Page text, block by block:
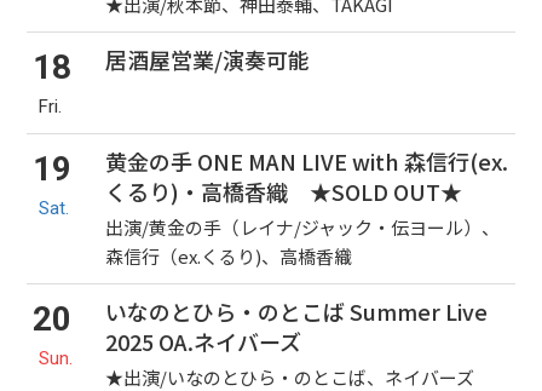
18
Fri.
居酒屋営業/演奏可能
19
Sat.
黄金の手 ONE MAN LIVE with 森信行(ex.
くるり)・高橋香織 ★SOLD OUT★
出演/黄金の手（レイナ/ジャック・伝ヨール）、
森信行（ex.くるり)、高橋香織
20
Sun.
いなのとひら・のとこば Summer Live
2025 OA.ネイバーズ
★出演/いなのとひら・のとこば、ネイバーズ